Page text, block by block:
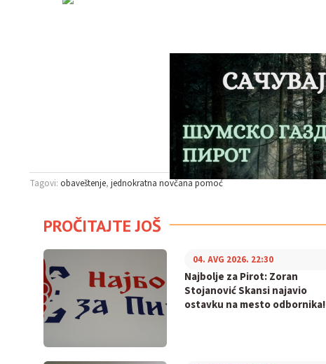
Tagovi: obaveštenje jednokratna novčana pomoć
PROČITAJTE JOŠ
Najbolje za Pirot: Zoran
Stojanović Skansi najavio
ostavku na mesto odbornika!
04. AVG 2026. 22:30